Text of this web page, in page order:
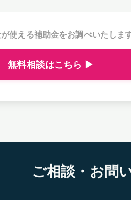
使える補助金をお調べいたしま
無料相談はこちら ▶
ご相談・お問